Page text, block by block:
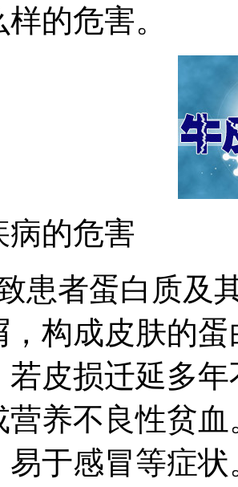
的危害。
病的危害
患者蛋白质及
，构成皮肤的
若皮损迁延多
营养不良性贫
于感冒等症